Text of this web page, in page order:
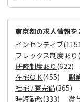
東京都の求人情報
インセンティブ
フレックス制度あり
研修制度あり (622)
在宅ＯＫ(455) 副
社宅 / 寮完備(365)
時短勤務(333) 賞